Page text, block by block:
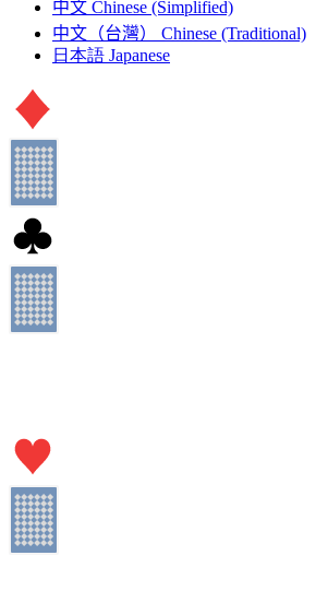
中文 Chinese (Simplified)
中文（台灣）
Chinese (Traditional)
日本語 Japanese